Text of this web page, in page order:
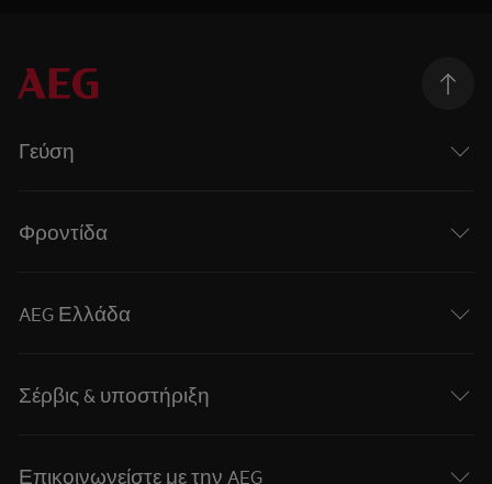
Γεύση
Φροντίδα
AEG Ελλάδα
Σέρβις & υποστήριξη
Επικοινωνείστε με την AEG